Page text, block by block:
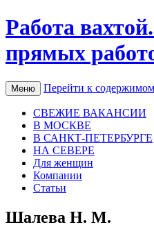
Работа
прямых
Меню Перейти к
СВЕЖИЕ ВАКАНСИИ
В МОСКВЕ
В САНКТ-ПЕТЕРБУРГЕ
НА СЕВЕРЕ
Для женщин
Компании
Статьи
Шалева Н. М.